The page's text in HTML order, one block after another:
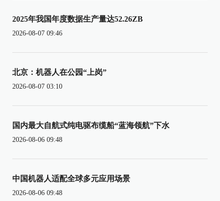
2025年我国年度数据生产量达52.26ZB
2026-08-07 09:46
北京：机器人在公园“上岗”
2026-08-07 03:10
国内最大自航式纯电驱布缆船“蓝海领航”下水
2026-08-06 09:48
中国机器人适配全球多元应用场景
2026-08-06 09:48